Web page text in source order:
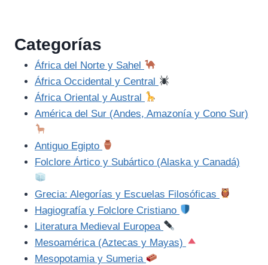
Categorías
África del Norte y Sahel
África Occidental y Central
África Oriental y Austral
América del Sur (Andes, Amazonía y Cono Sur)
Antiguo Egipto
Folclore Ártico y Subártico (Alaska y Canadá)
Grecia: Alegorías y Escuelas Filosóficas
Hagiografía y Folclore Cristiano
Literatura Medieval Europea
Mesoamérica (Aztecas y Mayas)
Mesopotamia y Sumeria